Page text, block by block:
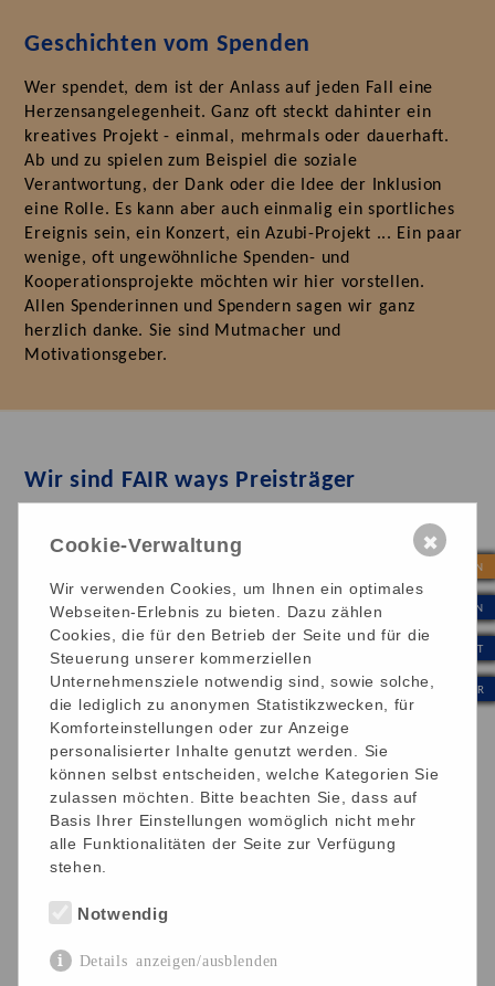
Geschichten vom Spenden
Wer spendet, dem ist der Anlass auf jeden Fall eine
Herzensangelegenheit. Ganz oft steckt dahinter ein
kreatives Projekt - einmal, mehrmals oder dauerhaft.
Ab und zu spielen zum Beispiel die soziale
Verantwortung, der Dank oder die Idee der Inklusion
eine Rolle. Es kann aber auch einmalig ein sportliches
Ereignis sein, ein Konzert, ein Azubi-Projekt ... Ein paar
wenige, oft ungewöhnliche Spenden- und
Kooperationsprojekte möchten wir hier vorstellen.
Allen Spenderinnen und Spendern sagen wir ganz
herzlich danke. Sie sind Mutmacher und
Motivationsgeber.
| SPENDEN
| INTERN
| KONTAKT
| WERTE & KULTUR
Wir sind FAIR ways Preisträger
Zum ersten Mal zahlen der SC Freiburg und seine 15
FAIR ways-Partner beim FAIR ways Förderpreis eine
Cookie-Verwaltung
Wir verwenden Cookies, um Ihnen ein optimales
Webseiten-Erlebnis zu bieten. Dazu zählen
Cookies, die für den Betrieb der Seite und für die
Steuerung unserer kommerziellen
Unternehmensziele notwendig sind, sowie solche,
die lediglich zu anonymen Statistikzwecken, für
Komforteinstellungen oder zur Anzeige
personalisierter Inhalte genutzt werden. Sie
können selbst entscheiden, welche Kategorien Sie
zulassen möchten. Bitte beachten Sie, dass auf
Basis Ihrer Einstellungen womöglich nicht mehr
alle Funktionalitäten der Seite zur Verfügung
stehen.
Notwendig
Details anzeigen/ausblenden
✖